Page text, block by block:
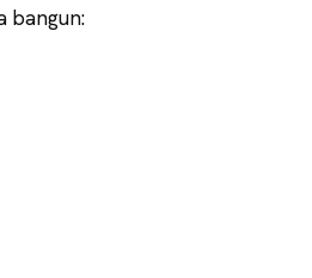
bangun: